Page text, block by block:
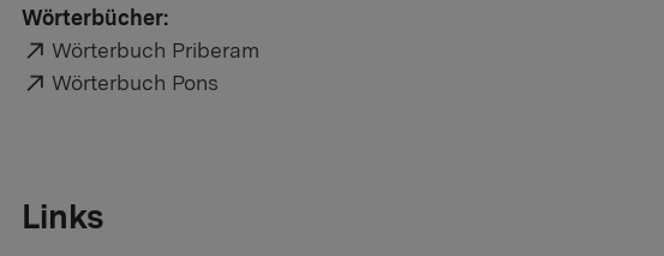
Wörterbücher:
Externer Link:
Wörterbuch Priberam
Externer Link:
Wörterbuch Pons
Links